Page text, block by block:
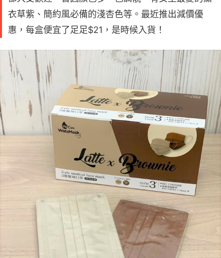
衣草紫、簡約風必備的淺杏色等。最近推出減價優
惠，每盒便宜了足足$21，是時候入貨！